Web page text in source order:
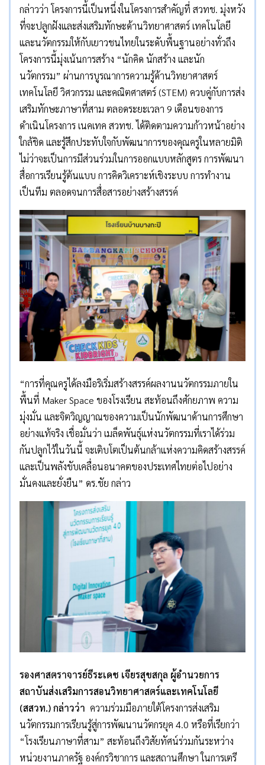
กล่าวว่า โครงการนี้เป็นหนึ่งในโครงการสำคัญที่ สวทช. มุ่งหวัง
ที่จะปลูกฝังและส่งเสริมทักษะด้านวิทยาศาสตร์ เทคโนโลยี
และนวัตกรรมให้กับเยาวชนไทยในระดับพื้นฐานอย่างทั่วถึง
โครงการนี้มุ่งเน้นการสร้าง “นักคิด นักสร้าง และนัก
นวัตกรรม” ผ่านการบูรณาการความรู้ด้านวิทยาศาสตร์
เทคโนโลยี วิศวกรรม และคณิตศาสตร์ (STEM) ควบคู่กับการส่ง
เสริมทักษะภาษาที่สาม ตลอดระยะเวลา 9 เดือนของการ
ดำเนินโครงการ เนคเทค สวทช. ได้ติดตามความก้าวหน้าอย่าง
ใกล้ชิด และรู้สึกประทับใจกับพัฒนาการของคุณครูในหลายมิติ
ไม่ว่าจะเป็นการมีส่วนร่วมในการออกแบบหลักสูตร การพัฒนา
สื่อการเรียนรู้ต้นแบบ การคิดวิเคราะห์เชิงระบบ การทำงาน
เป็นทีม ตลอดจนการสื่อสารอย่างสร้างสรรค์
“การที่คุณครูได้ลงมือริเริ่มสร้างสรรค์ผลงานนวัตกรรมภายใน
พื้นที่ Maker Space ของโรงเรียน สะท้อนถึงศักยภาพ ความ
มุ่งมั่น และจิตวิญญาณของความเป็นนักพัฒนาด้านการศึกษา
อย่างแท้จริง เชื่อมั่นว่า เมล็ดพันธุ์แห่งนวัตกรรมที่เราได้ร่วม
กันปลูกไว้ในวันนี้ จะเติบโตเป็นต้นกล้าแห่งความคิดสร้างสรรค์
และเป็นพลังขับเคลื่อนอนาคตของประเทศไทยต่อไปอย่าง
มั่นคงและยั่งยืน” ดร.ชัย กล่าว
รองศาสตราจารย์ธีระเดช เจียรสุขสกุล ผู้อำนวยการ
สถาบันส่งเสริมการสอนวิทยาศาสตร์และเทคโนโลยี
(สสวท.) กล่าวว่า ความร่วมมือภายใต้โครงการส่งเสริม
นวัตกรรมการเรียนรู้สู่การพัฒนานวัตกรยุค 4.0 หรือที่เรียกว่า
“โรงเรียนภาษาที่สาม” สะท้อนถึงวิสัยทัศน์ร่วมกันระหว่าง
หน่วยงานภาครัฐ องค์กรวิชาการ และสถานศึกษา ในการเตรี